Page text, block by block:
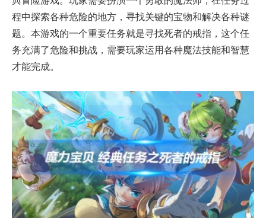
程中探索各种危险的地方，寻找关键的宝物和解决各种谜
题。本游戏的一个重要任务就是寻找死者的戒指，这个任
务充满了危险和挑战，需要玩家运用各种魔法技能和智慧
才能完成。